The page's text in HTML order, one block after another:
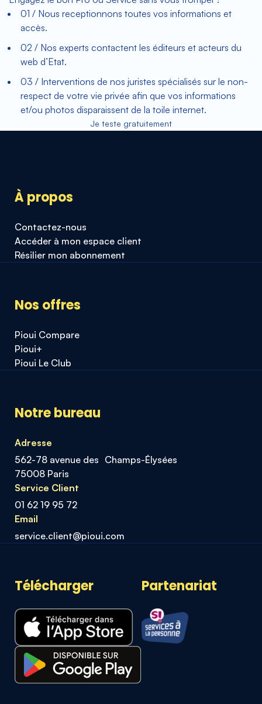
01 / Nous receptionnons toutes vos informations et
accès.
02 / Nos experts contactent les éditeurs et acteurs du
web d’Etat.
03 / Interventions de nos juristes spécialisés sur le non-
respect de votre vie privée afin que vos informations
et/ou photos disparaissent de la toile internet.
Je teste gratuitement
À propos
Contactez-nous
Accéder à mon espace client
Résilier mon abonnement
Nos offres
Pioui Compare
Pioui+
Pioui Le Club
Notre bureau
Adresse
562-78 avenue des Champs-Élysées
75008 Paris
Service Client
01 62 19 95 72
Email
service.client@pioui.com
Télécharger Partenariat